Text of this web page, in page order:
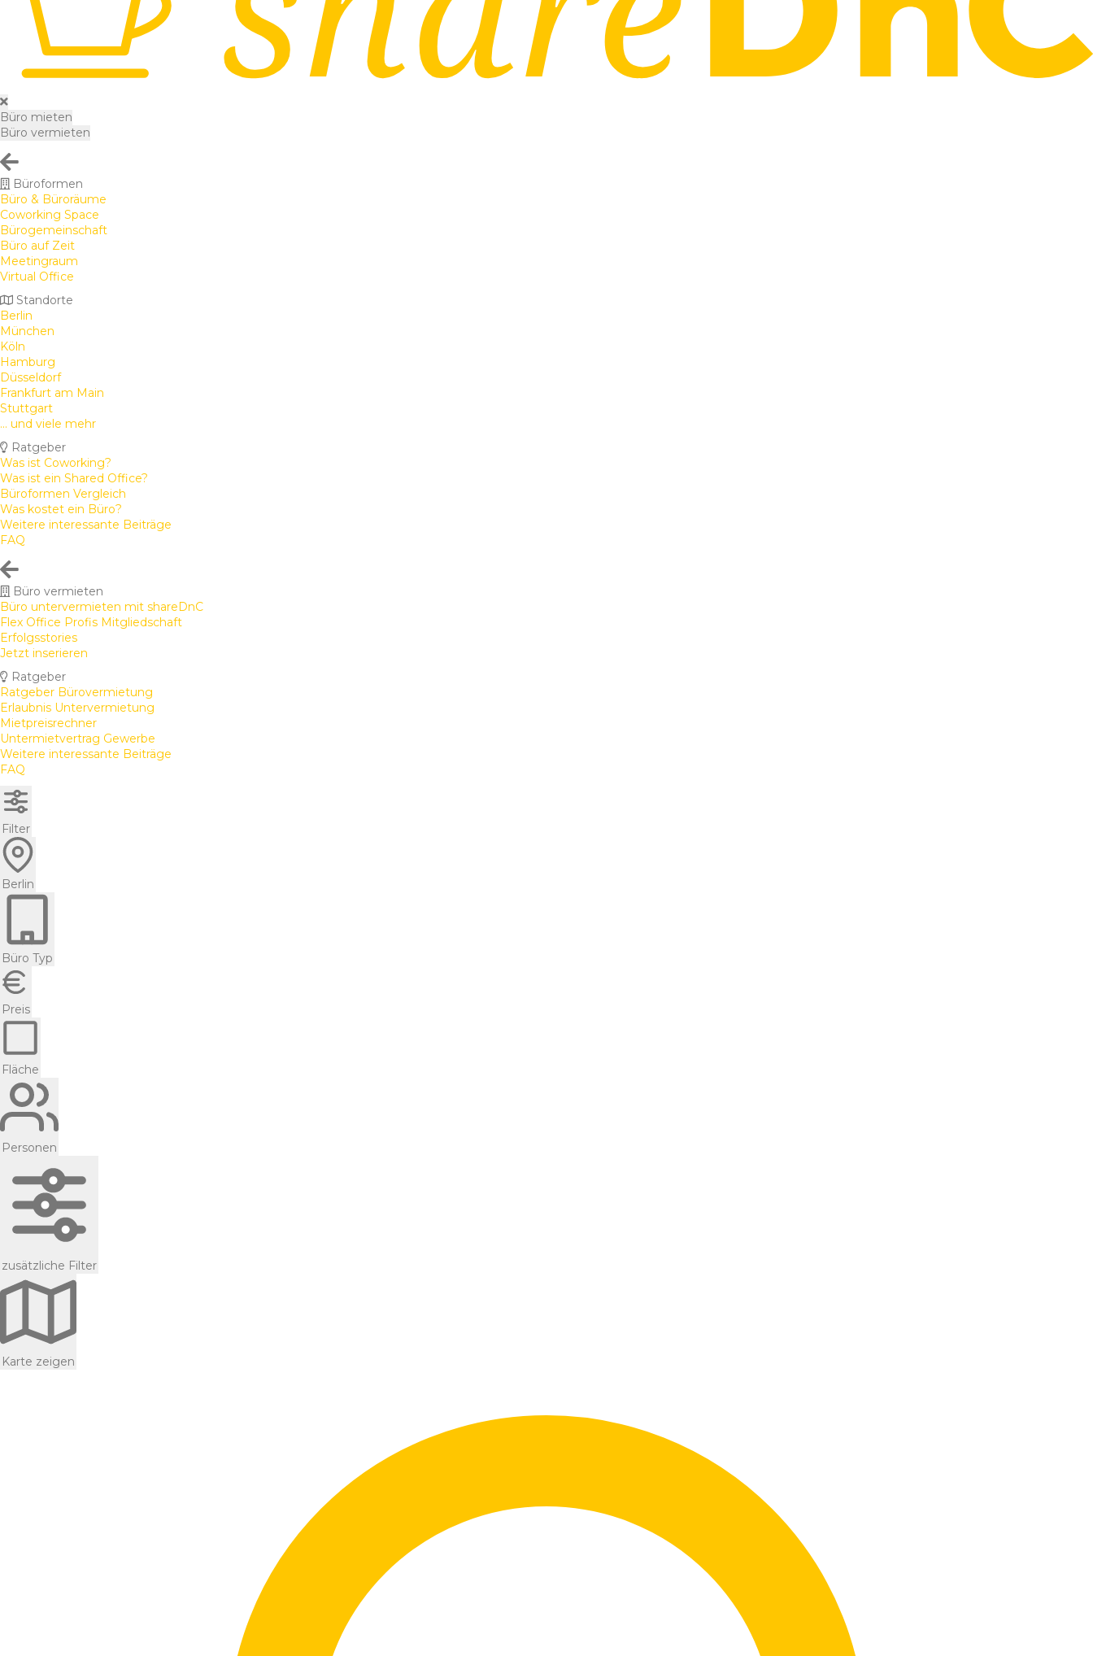
Büro mieten
Büro vermieten
Büroformen
Büro & Büroräume
Coworking Space
Bürogemeinschaft
Büro auf Zeit
Meetingraum
Virtual Office
Standorte
Berlin
München
Köln
Hamburg
Düsseldorf
Frankfurt am Main
Stuttgart
... und viele mehr
Ratgeber
Was ist Coworking?
Was ist ein Shared Office?
Büroformen Vergleich
Was kostet ein Büro?
Weitere interessante Beiträge
FAQ
Büro vermieten
Büro untervermieten mit shareDnC
Flex Office Profis Mitgliedschaft
Erfolgsstories
Jetzt inserieren
Ratgeber
Ratgeber Bürovermietung
Erlaubnis Untervermietung
Mietpreisrechner
Untermietvertrag Gewerbe
Weitere interessante Beiträge
FAQ
Filter
Berlin
Büro Typ
Preis
Fläche
Personen
zusätzliche Filter
Karte zeigen